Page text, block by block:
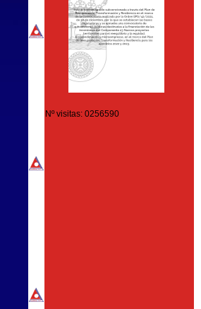
Nº visitas: 0256590